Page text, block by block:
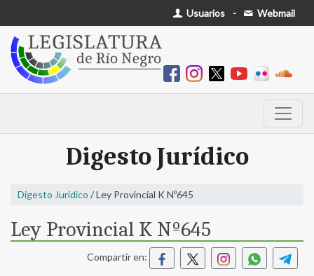
Usuarios - Webmail
Digesto Jurídico
Digesto Jurídico / Ley Provincial K Nº645
Ley Provincial K Nº645
Compartir en: